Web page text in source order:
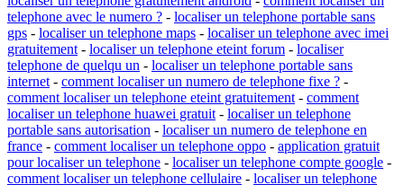
telephone avec le numero ? - localiser un telephone portable sans
gps - localiser un telephone maps - localiser un telephone avec imei
gratuitement - localiser un telephone eteint forum - localiser
telephone de quelqu un - localiser un telephone portable sans
internet - comment localiser un numero de telephone fixe ? -
comment localiser un telephone eteint gratuitement - comment
localiser un telephone huawei gratuit - localiser un telephone
portable sans autorisation - localiser un numero de telephone en
france - comment localiser un telephone oppo - application gratuit
pour localiser un telephone - localiser un telephone compte google -
comment localiser un telephone cellulaire - localiser un telephone